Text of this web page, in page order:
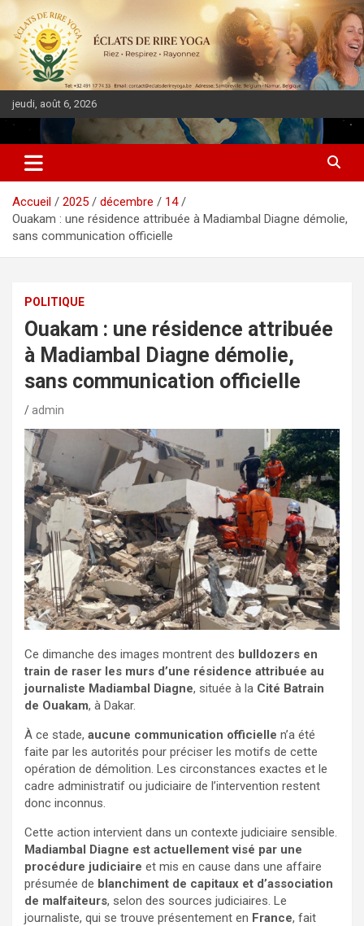
jeudi, août 6, 2026
DIASPORA PULSE
Accueil 2025 décembre
14
Ouakam : une résidence attribuée à Madiambal Diagne démolie,
sans communication officielle
POLITIQUE
Ouakam : une résidence attribuée
à Madiambal Diagne démolie,
sans communication officielle
admin
Ce dimanche des images montrent des bulldozers en
train de raser les murs d’une résidence attribuée au
journaliste Madiambal Diagne, située à la Cité Batrain
de Ouakam, à Dakar.
À ce stade, aucune communication officielle n’a été
faite par les autorités pour préciser les motifs de cette
opération de démolition. Les circonstances exactes et le
cadre administratif ou judiciaire de l’intervention restent
donc inconnus.
Cette action intervient dans un contexte judiciaire sensible.
Madiambal Diagne est actuellement visé par une
procédure judiciaire et mis en cause dans une affaire
présumée de blanchiment de capitaux et d’association
de malfaiteurs, selon des sources judiciaires. Le
journaliste, qui se trouve présentement en France, fait